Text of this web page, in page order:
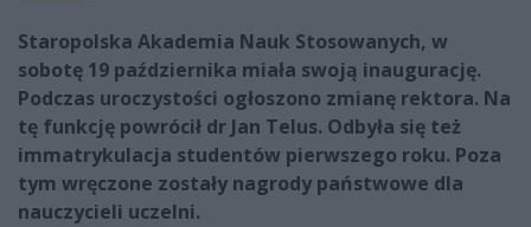
Staropolska Akademia Nauk Stosowanych, w
sobotę 19 października miała swoją inaugurację.
Podczas uroczystości ogłoszono zmianę rektora. Na
tę funkcję powrócił dr Jan Telus. Odbyła się też
immatrykulacja studentów pierwszego roku. Poza
tym wręczone zostały nagrody państwowe dla
nauczycieli uczelni.